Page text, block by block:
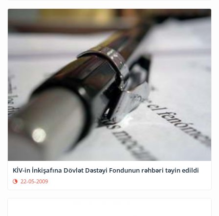
KİV-in İnkişafına Dövlət Dəstəyi Fondunun rəhbəri təyin edildi
22-05-2009